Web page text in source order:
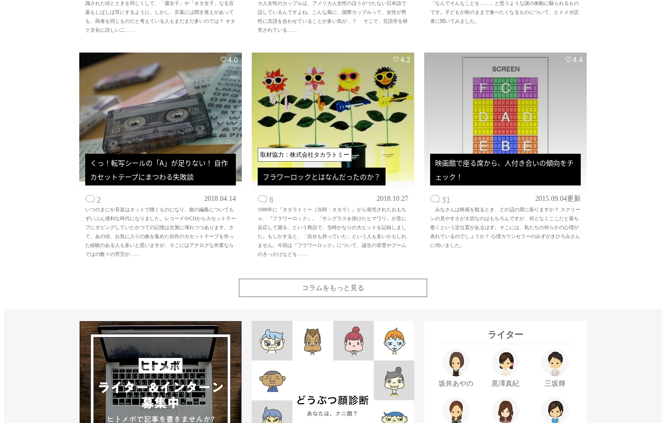
識された頃とときを同じくして、「腐女子」や「オタ女子」なる言
葉もしばしば耳にするように。しかし、言葉には聞き覚えがあって
も、両者を同じものだと考えている人もまだまだ多いのでは？ オタ
ク文化に詳しい二……
カ人女性のカップルは、アメリカ人女性のほうがつたない日本語で
話しているんですよね。こんな風に、国際カップルって、女性が男
性に言語を合わせていることが多い気が…？ そこで、言語学を研
究されている……
「なんでそんなことを……」と思うような謎の衝動に駆られるもの
です。子どもが粉のままで食べたくなるものについて、ヒトメボ読
者に聞いてみました。
4.0
くっ！転写シールの「A」が足りない！ 自作
カセットテープにまつわる失敗談
2 2018.04.14
いつのまにか音楽はネットで聴くものになり、曲の編集についても
ずいぶん便利な時代になりました。レコードやCDからカセットテー
プにダビングしていたかつての記憶は次第に薄れつつあります。さ
て、あの頃、お気に入りの曲を集めた自作のカセットテープを作っ
た経験のある人も多いと思いますが、そこにはアナログな作業なら
ではの数々の苦労が……
4.2
取材協力：株式会社タカラトミー
フラワーロックとはなんだったのか？
8 2018.10.27
1988年に『タカラトミー（当時：タカラ）』から発売されたおもち
ゃ、『フラワーロック』。「サングラスを掛けたヒマワリ」が音に
反応して踊る、という商品で、当時かなりの大ヒットを記録しまし
た。もしかすると、「自分も持っていた」という人も多いかもしれ
ません。今回は『フラワーロック』について、誕生の背景やブーム
のきっかけなどを……
4.4
映画館で座る席から、人付き合いの傾向をチ
ェック！
31 2015.09.04更新
みなさんは映画を観るとき、どの辺の席に座りますか？ スクリー
ンの見やすさが大切なのはもちろんですが、何となくここだと落ち
着くという定位置があるはず。そこには、私たちの何らかの心理が
表れているのでしょうか？ 心理カウンセラーのみずがきひろみさん
に伺いました。
コラムをもっと見る
ライター
坂井あやの 黒澤真紀 三坂輝